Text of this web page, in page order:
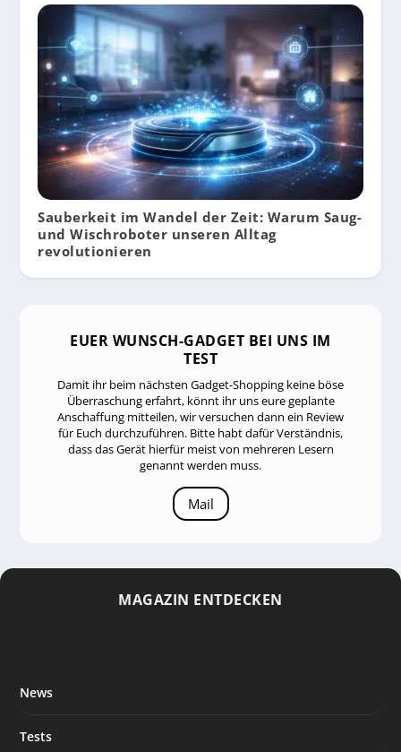
Sauberkeit im Wandel der Zeit: Warum Saug-
und Wischroboter unseren Alltag
revolutionieren
EUER WUNSCH-GADGET BEI UNS IM
TEST
Damit ihr beim nächsten Gadget-Shopping keine böse
Überraschung erfahrt, könnt ihr uns eure geplante
Anschaffung mitteilen, wir versuchen dann ein Review
für Euch durchzuführen. Bitte habt dafür Verständnis,
dass das Gerät hierfür meist von mehreren Lesern
genannt werden muss.
Mail
MAGAZIN ENTDECKEN
News
Tests